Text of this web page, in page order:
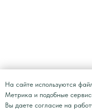
На сайте используются
Метрика и подобные
Вы даете согласие на